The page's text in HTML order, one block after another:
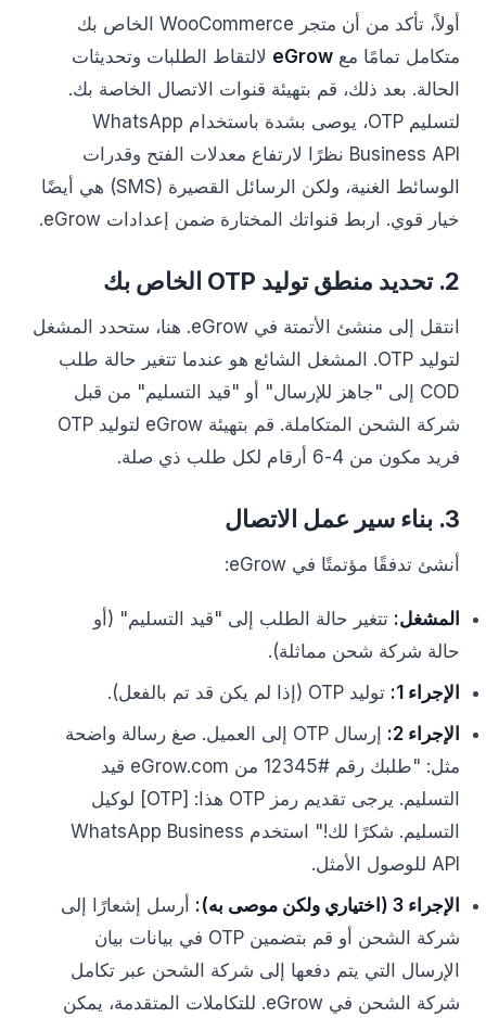
أولاً، تأكد من أن متجر WooCommerce الخاص بك
متكامل تمامًا مع eGrow لالتقاط الطلبات وتحديثات
الحالة. بعد ذلك، قم بتهيئة قنوات الاتصال الخاصة بك.
لتسليم OTP، يوصى بشدة باستخدام WhatsApp
Business API نظرًا لارتفاع معدلات الفتح وقدرات
الوسائط الغنية، ولكن الرسائل القصيرة (SMS) هي أيضًا
خيار قوي. اربط قنواتك المختارة ضمن إعدادات eGrow.
2. تحديد منطق توليد OTP الخاص بك
انتقل إلى منشئ الأتمتة في eGrow. هنا، ستحدد المشغل
لتوليد OTP. المشغل الشائع هو عندما تتغير حالة طلب
COD إلى "جاهز للإرسال" أو "قيد التسليم" من قبل
شركة الشحن المتكاملة. قم بتهيئة eGrow لتوليد OTP
فريد مكون من 4-6 أرقام لكل طلب ذي صلة.
3. بناء سير عمل الاتصال
أنشئ تدفقًا مؤتمتًا في eGrow:
المشغل: تتغير حالة الطلب إلى "قيد التسليم" (أو
حالة شركة شحن مماثلة).
الإجراء 1:
توليد OTP (إذا لم يكن قد تم بالفعل).
الإجراء 2:
إرسال OTP إلى العميل. صغ رسالة واضحة
مثل: "طلبك رقم #12345 من eGrow.com قيد
التسليم. يرجى تقديم رمز OTP هذا: [OTP] لوكيل
التسليم. شكرًا لك!" استخدم WhatsApp Business
API للوصول الأمثل.
الإجراء 3 (اختياري ولكن موصى به):
أرسل إشعارًا إلى
شركة الشحن أو قم بتضمين OTP في بيانات بيان
الإرسال التي يتم دفعها إلى شركة الشحن عبر تكامل
شركة الشحن في eGrow. للتكاملات المتقدمة، يمكن